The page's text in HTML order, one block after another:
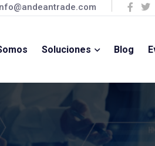
Soluciones Blog